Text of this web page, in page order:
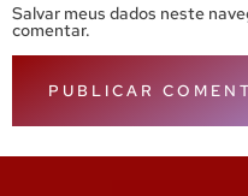
Salvar meus dados neste
comentar.